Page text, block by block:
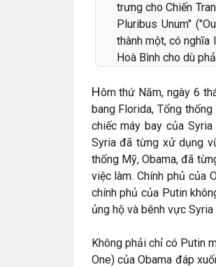
trưng cho Chiến
Pluribus Unum"
thành một, có
Hoà Bình cho dù
Hôm thứ Năm, ngày 6
bang Florida, Tổng
chiếc máy bay của
Syria đã từng xử dụng
thống Mỹ, Obama, đã
việc làm. Chính phủ của
chính phủ của Putin
ủng hộ và bênh vực Syria
Không phải chỉ có Putin
One) của Obama đáp